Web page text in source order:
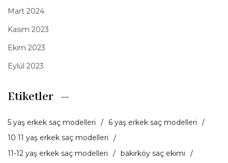
Mart 2024
Kasım 2023
Ekim 2023
Eylül 2023
Etiketler
5 yaş erkek saç modelleri
6 yaş erkek saç modelleri
10 11 yaş erkek saç modelleri
11-12 yaş erkek saç modelleri
bakırköy saç ekimi